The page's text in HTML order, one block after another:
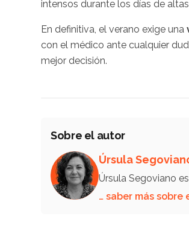
intensos durante los días de
En definitiva, el verano exige una
con el médico ante cualquier
mejor decisión.
Sobre el autor
Úrsula
Úrsula Segoviano
… saber más sobre